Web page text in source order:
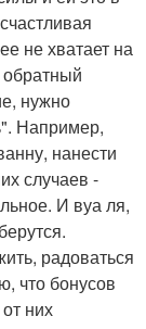
не хватает на
нужно
Например,
нанести
случаев -
И вуа ля,
радоваться
что бонусов
них